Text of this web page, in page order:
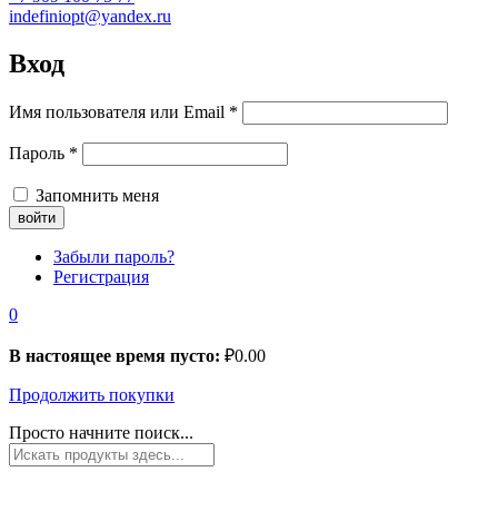
indefiniopt@yandex.ru
Вход
Имя пользователя или Email *
Пароль *
Запомнить меня
Забыли пароль?
Регистрация
0
В настоящее время пусто: ₽0.00
Продолжить покупки
Просто начните поиск...